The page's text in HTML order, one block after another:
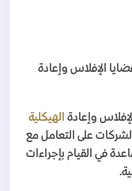
الإفلاس وإعادة
وإعادة الهيكلية
على التعامل مع
في القيام بإجراءات
.